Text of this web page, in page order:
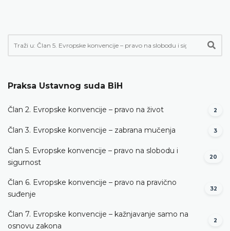
Praksa Ustavnog suda BiH
Član 2. Evropske konvencije – pravo na život 2
Član 3. Evropske konvencije – zabrana mučenja 3
Član 5. Evropske konvencije – pravo na slobodu i
sigurnost
20
Član 6. Evropske konvencije – pravo na pravično
suđenje
32
Član 7. Evropske konvencije – kažnjavanje samo na
osnovu zakona
2